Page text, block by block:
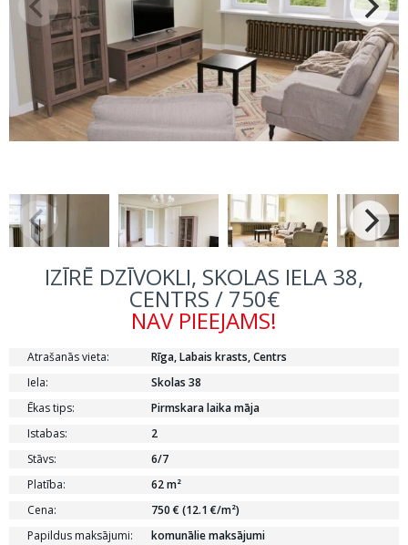
IZĪRĒ DZĪVOKLI, SKOLAS IELA 38,
CENTRS / 750€
NAV PIEEJAMS!
Atrašanās vieta:
Rīga, Labais krasts, Centrs
Iela:
Skolas 38
Ēkas tips:
Pirmskara laika māja
Istabas:
2
Stāvs:
6/7
Platība:
62 m²
Cena:
750 € (12.1 €/m²)
Papildus maksājumi:
komunālie maksājumi